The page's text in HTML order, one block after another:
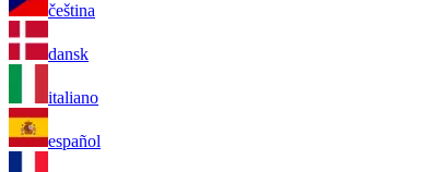
čeština
dansk
italiano
español